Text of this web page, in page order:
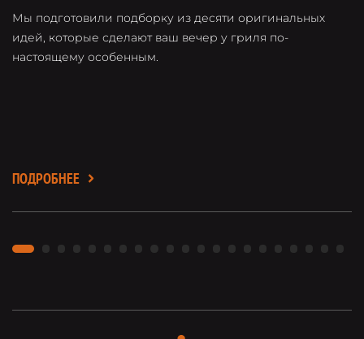
Мы подготовили подборку из десяти оригинальных
идей, которые сделают ваш вечер у гриля по-
настоящему особенным.
ПОДРОБНЕЕ